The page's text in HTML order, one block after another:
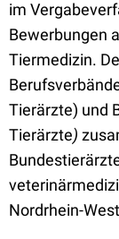
im
Bewerbungen
Tiermedizin.
Tierärzte) und
Tierärzte)
Nordrhein-